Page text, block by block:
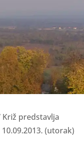
Križ predstavlja
(utorak)